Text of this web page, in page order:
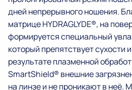
дней непрерывного ношения.
матрице HYDRAGLYDE®, на
формируется специальный
который препятствует сухости
результате плазменной
SmartShield® внешние
на линзе и не проникают в неё.